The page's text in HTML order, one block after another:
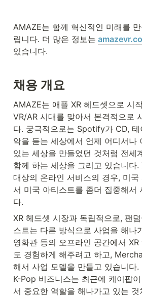
AMAZE는 함께 혁신적인 미래를
립니다. 더 많은 정보는
있습니다.
채용 개요
AMAZE는 애플 XR 헤드셋으로 시
VR/AR 시대를 맞아서 본격적으로
다. 궁극적으로는 Spotify가 CD,
악을 듣는 세상에서 언제 어디서나
있는 세상을 만들었던 것처럼 전세
함께 하는 세상을 그리고 있습니다.
대상의 온라인 서비스의 경우, 미
서 미국 아티스트를 좀더 집중해서
다.
XR 헤드셋 시장과 독립적으로, 팬
스트는 다른 방식으로 사업을 해나
영화관 등의 오프라인 공간에서
도 경험하게 해주려고 하고,
해서 사업 모델을 만들고 있습니다.
K-Pop 비즈니스는 최근에 케이팝
서 중요한 역할을 해나가고 있는 것